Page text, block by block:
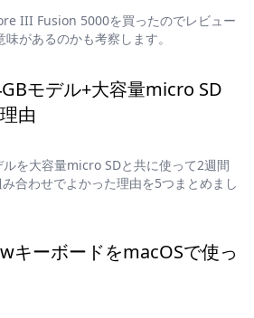
III Fusion 5000を買ったのでレビュー
があるのかも考察します。
モデル+大容量micro SD
由
を大容量micro SDと共に使って2週間
合わせでよかった理由を5つまとめまし
キーボードをmacOSで使っ